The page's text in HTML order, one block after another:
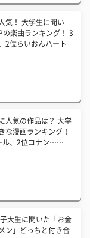
気！ 大学生に聞い
の楽曲ランキング！ 3
2位らいおんハート
人気の作品は？ 大学
な漫画ランキング！
ル、2位コナン……
大生に聞いた「お金
ン」どっちと付き合